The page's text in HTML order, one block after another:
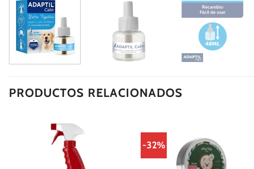
PRODUCTOS RELACIONADOS
-32%